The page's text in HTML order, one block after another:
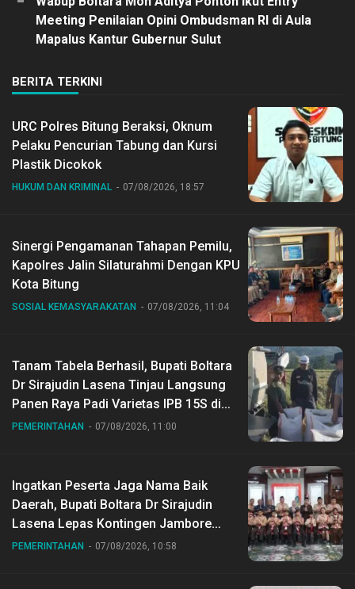
Meeting Penilaian Opini Ombudsman RI di Aula
Mapalus Kantur Gubernur Sulut
BERITA TERKINI
URC Polres Bitung Beraksi, Oknum
Pelaku Pencurian Tabung dan Kursi
Plastik Dicokok
HUKUM DAN KRIMINAL 07/08/2026, 18:57
Sinergi Pengamanan Tahapan Pemilu,
Kapolres Jalin Silaturahmi Dengan KPU
Kota Bitung
SOSIAL KEMASYARAKATAN 07/08/2026, 11:04
Tanam Tabela Berhasil, Bupati Boltara
Dr Sirajudin Lasena Tinjau Langsung
Panen Raya Padi Varietas IPB 15S di
Desa Gihang
PEMERINTAHAN 07/08/2026, 11:00
Ingatkan Peserta Jaga Nama Baik
Daerah, Bupati Boltara Dr Sirajudin
Lasena Lepas Kontingen Jambore
Nasional ke XII di Buperta Cibubur
PEMERINTAHAN 07/08/2026, 10:58